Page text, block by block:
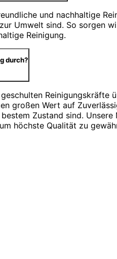
und nachhaltige
Umwelt sind. So sorgen
Reinigung.
durch?
Reinigungskräfte
großen Wert auf
Zustand sind.
höchste Qualität zu